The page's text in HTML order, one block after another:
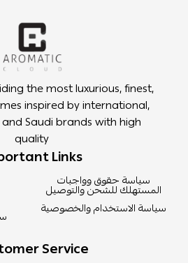
the most luxurious, finest,
inspired by international,
and Saudi brands with high
quality
Links
سياسة حقوق وواجبات
المستهلك للشحن والتوصيل
سياسة الاستخدام والخصوصية
Service